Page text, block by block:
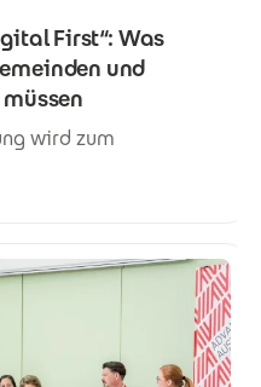
First“: Was
und
wird zum